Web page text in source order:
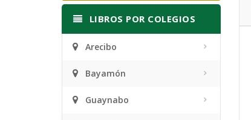
LIBROS POR COLEGIOS
Arecibo
Bayamón
Guaynabo